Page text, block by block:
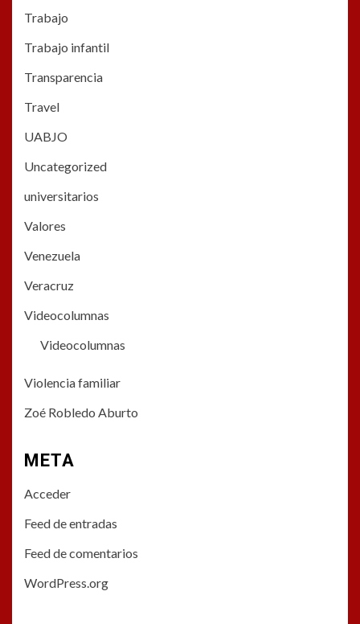
Trabajo
Trabajo infantil
Transparencia
Travel
UABJO
Uncategorized
universitarios
Valores
Venezuela
Veracruz
Videocolumnas
Videocolumnas
Violencia familiar
Zoé Robledo Aburto
META
Acceder
Feed de entradas
Feed de comentarios
WordPress.org